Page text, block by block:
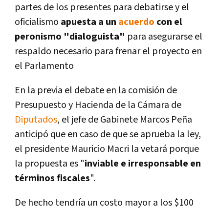
partes de los presentes para debatirse y el
oficialismo apuesta a un acuerdo con el
peronismo "dialoguista" para asegurarse el
respaldo necesario para frenar el proyecto en
el Parlamento
En la previa el debate en la comisión de
Presupuesto y Hacienda de la Cámara de
Diputados, el jefe de Gabinete Marcos Peña
anticipó que en caso de que se aprueba la ley,
el presidente Mauricio Macri la vetará porque
la propuesta es "inviable e irresponsable en
términos fiscales".
De hecho tendrí­a un costo mayor a los $100